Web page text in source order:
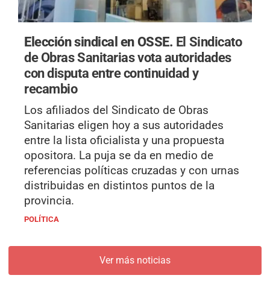
Elección sindical en OSSE. El Sindicato
de Obras Sanitarias vota autoridades
con disputa entre continuidad y
recambio
Los afiliados del Sindicato de Obras
Sanitarias eligen hoy a sus autoridades
entre la lista oficialista y una propuesta
opositora. La puja se da en medio de
referencias políticas cruzadas y con urnas
distribuidas en distintos puntos de la
provincia.
POLÍTICA
Ver más noticias